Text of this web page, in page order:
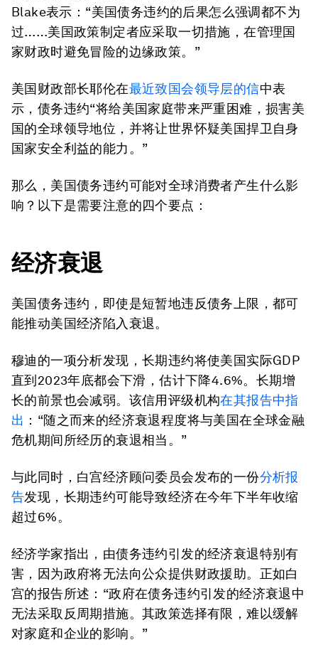
Blake表示：“美国债务违约的后果怎么强调都不为
过……美国政策制定者应采取一切措施，在管理国
家财政时避免冒险的边缘政策。”
美国财政部长耶伦在最近致国会领导层的信中表
示，债务违约“将给美国家庭带来严重困难，损害美
国的全球领导地位，并将让世界怀疑美国捍卫自身
国家安全利益的能力。”
那么，美国债务违约可能对全球消费者产生什么影
响？以下是需要注意的四个要点：
经济衰退
美国债务违约，即使是短暂地违反债务上限，都可
能推动美国经济陷入衰退。
穆迪的一项分析发现，长期违约将使美国实际GDP
直到2023年底都会下滑，估计下降4.6%。长期增
长的前景也会减弱。该信用评级机构在其报告中指
出 ：“随之而来的经济衰退程度将与美国在全球金融
危机期间所经历的衰退相当。”
与此同时，白宫经济顾问委员会发布的一份分析报
告发现，长期违约可能导致经济在今年下半年收缩
超过6%。
经济学家指出，由债务违约引发的经济衰退特别有
害，因为政府将无法向公众提供财政援助。正如白
宫的报告所述：“政府在债务违约引发的经济衰退中
无法采取反周期措施。其政策选择有限，难以缓解
对家庭和企业的影响。”